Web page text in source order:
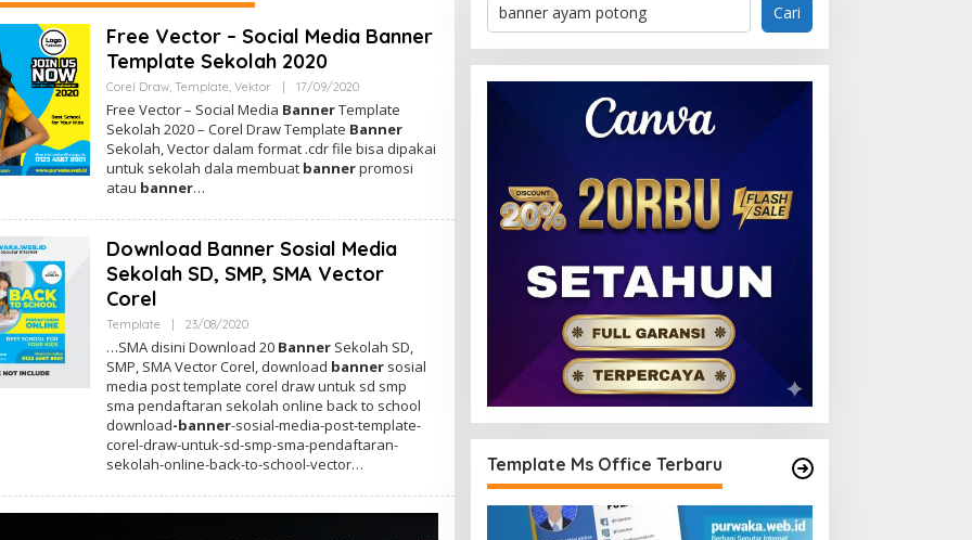
Free Vector – Social Media Banner
Template Sekolah 2020
Corel Draw, Template Vektor | 17/09/2020O
E
H
A
M
Free Vector – Social Media BannerTemplate
Sekolah 2020 – Corel Draw Template Banner
Sekolah, Vector dalam format .cdr file bisa dipakai
untuk sekolah dala membuat bannerpromosi
atau banner…
Download Banner Sosial Media
Sekolah SD, SMP, SMA Vector
Corel
Template | 23/08/2020O
E
H
A
M
I
N
…SMA disini Download 20 BannerSekolah SD,
SMP, SMA Vector Corel, download bannersosial
media post template corel draw untuk sd smp
sma pendaftaran sekolah online back to school
download-banner-sosial-media-post-template-
corel-draw-untuk-sd-smp-sma-pendaftaran-
sekolah-online-back-to-school-vector…
Cari
Template Ms Office Terbaru